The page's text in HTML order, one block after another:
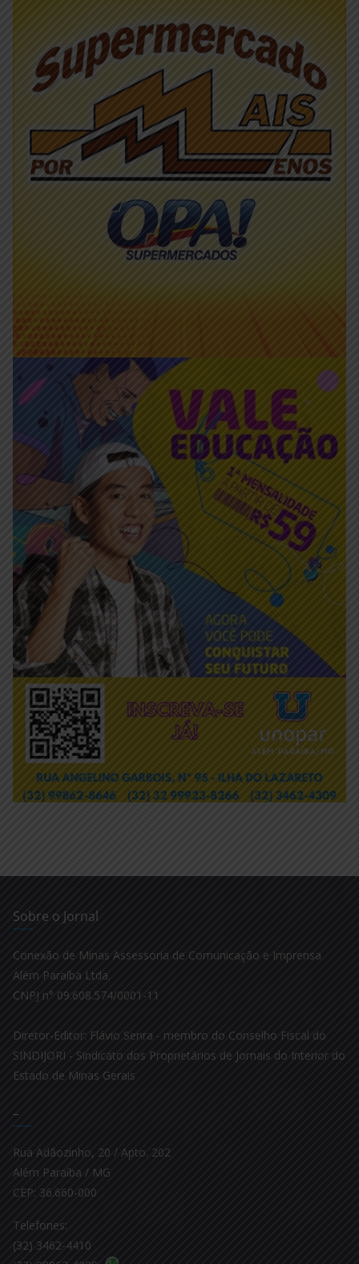
Sobre o Jornal
Conexão de Minas Assessoria de Comunicação e Imprensa
Além Paraíba Ltda.
CNPJ n° 09.608.574/0001-11
Diretor-Editor: Flávio Senra - membro do Conselho Fiscal do
SINDIJORI - Sindicato dos Proprietários de Jornais do Interior do
Estado de Minas Gerais
–
Rua Adãozinho, 20 / Apto. 202
Além Paraíba / MG
CEP: 36.660-000
Telefones:
(32) 3462-4410